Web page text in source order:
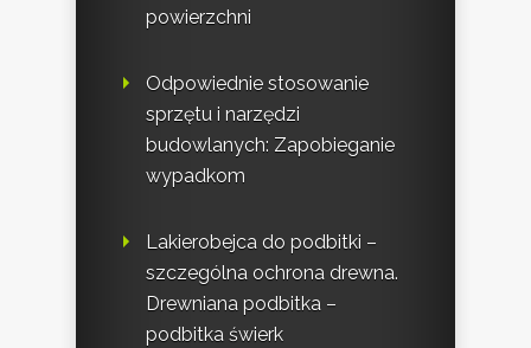
powierzchni
Odpowiednie stosowanie
sprzętu i narzędzi
budowlanych: Zapobieganie
wypadkom
Lakierobejca do podbitki –
szczególna ochrona drewna.
Drewniana podbitka –
podbitka świerk